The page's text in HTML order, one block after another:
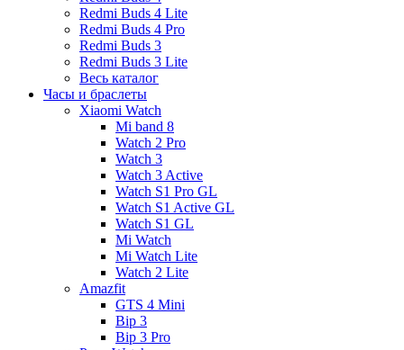
Redmi Buds 4 Lite
Redmi Buds 4 Pro
Redmi Buds 3
Redmi Buds 3 Lite
Весь каталог
Часы и браслеты
Xiaomi Watch
Mi band 8
Watch 2 Pro
Watch 3
Watch 3 Active
Watch S1 Pro GL
Watch S1 Active GL
Watch S1 GL
Mi Watch
Mi Watch Lite
Watch 2 Lite
Amazfit
GTS 4 Mini
Bip 3
Bip 3 Pro